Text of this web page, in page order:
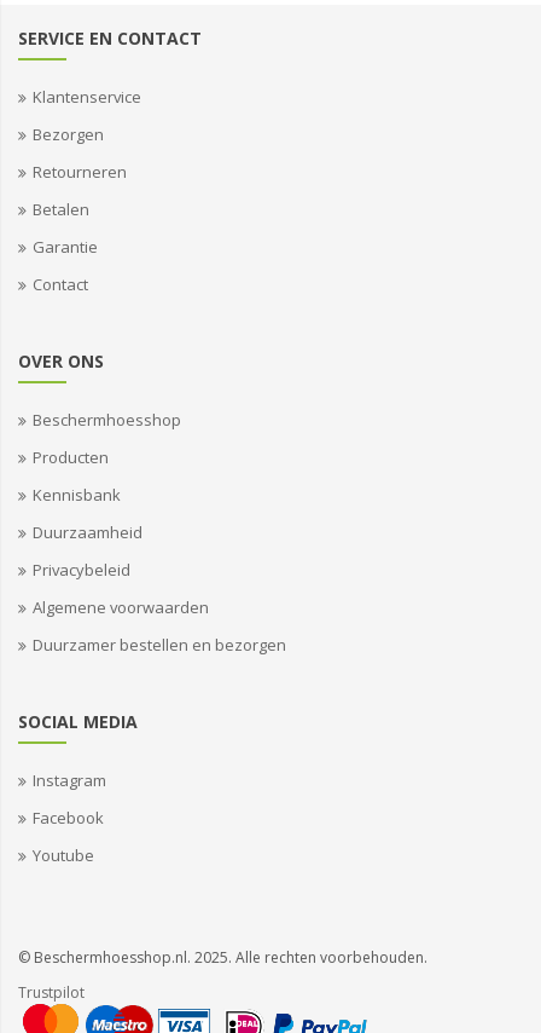
SERVICE EN CONTACT
Klantenservice
Bezorgen
Retourneren
Betalen
Garantie
Contact
OVER ONS
Beschermhoesshop
Producten
Kennisbank
Duurzaamheid
Privacybeleid
Algemene voorwaarden
Duurzamer bestellen en bezorgen
SOCIAL MEDIA
Instagram
Facebook
Youtube
© Beschermhoesshop.nl. 2025. Alle rechten voorbehouden.
Trustpilot